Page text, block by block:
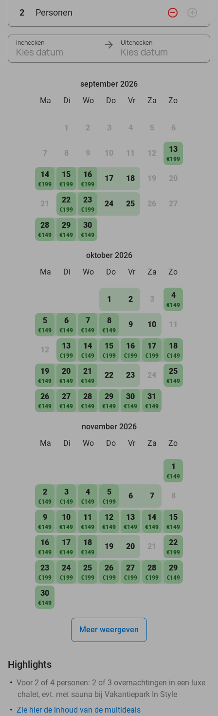
2 Personen remove_circle_outline add_circle_outline
Inchecken
Kies datum
Uitchecken
Kies datum
september 2026
Ma
Di Wo Do Vr Za Zo
1 2 3 4 5 6
7 8 9 10 11 12 13
€199
14
€199
15
€199
16
€199
17 18 19 20
21 22
€199
23
€199
24 25 26 27
28
€149
29
€149
30
€149
oktober 2026
Ma
Di Wo Do Vr Za Zo
1 2 3 4
€149
5
€149
6
€149
7
€149
8
€149
9 10 11
12 13
€199
14
€149
15
€199
16
€199
17
€199
18
€149
19
€149
20
€149
21
€149
22 23 24 25
€149
26
€149
27
€149
28
€149
29
€149
30
€149
31
€149
november 2026
Ma
Di Wo Do Vr Za Zo
1
€149
2
€149
3
€149
4
€149
5
€199
6 7 8
9
€149
10
€149
11
€149
12
€149
13
€149
14
€149
15
€149
16
€149
17
€149
18
€149
19 20 21 22
€199
23
€199
24
€199
25
€199
26
€199
27
€199
28
€199
29
€149
30
€149
Meer weergeven
Highlights
Voor 2 of 4 personen: 2 of 3 overnachtingen in een luxe
chalet, evt. met sauna bij Vakantiepark In Style
Zie hier de inhoud van de multideals